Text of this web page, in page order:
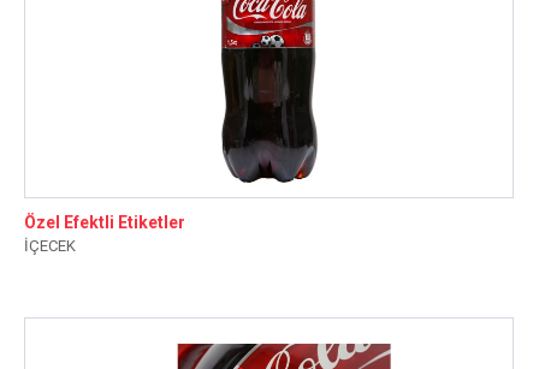
Özel Efektli Etiketler
İÇECEK